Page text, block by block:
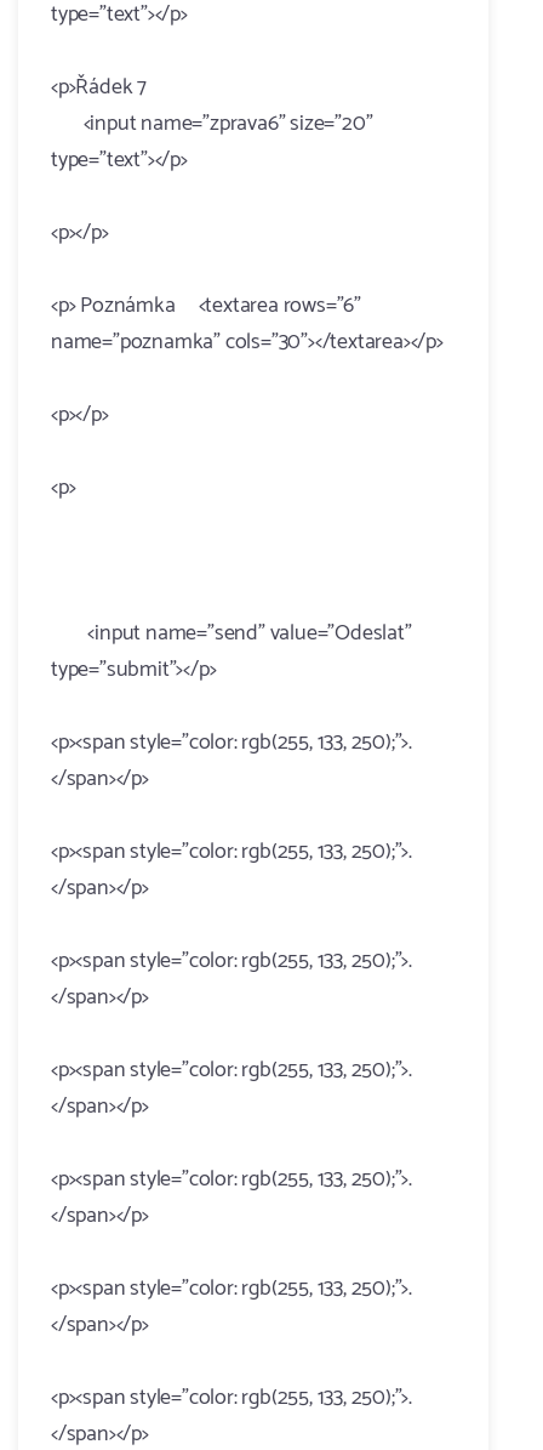
type="text"></p>
<p>Řádek 7
<input name="zprava6" size="20"
type="text"></p>
<p></p>
<p> Poznámka <textarea rows="6"
name="poznamka" cols="30"></textarea></p>
<p></p>
<p>
<input name="send" value="Odeslat"
type="submit"></p>
<p><span style="color: rgb(255, 133, 250);">.
</span></p>
<p><span style="color: rgb(255, 133, 250);">.
</span></p>
<p><span style="color: rgb(255, 133, 250);">.
</span></p>
<p><span style="color: rgb(255, 133, 250);">.
</span></p>
<p><span style="color: rgb(255, 133, 250);">.
</span></p>
<p><span style="color: rgb(255, 133, 250);">.
</span></p>
<p><span style="color: rgb(255, 133, 250);">.
</span></p>